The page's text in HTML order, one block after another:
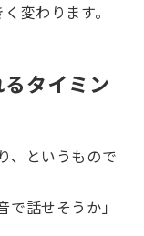
変わります。
タイミン
、というもので
話せそうか」